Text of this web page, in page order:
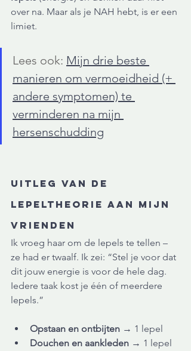
over na. Maar als je NAH hebt, is er een
limiet.
Lees ook: Mijn drie beste
manieren om vermoeidheid (+
andere symptomen) te
verminderen na mijn
hersenschudding
Uitleg van de
Lepeltheorie aan mijn
vrienden
Ik vroeg haar om de lepels te tellen –
ze had er twaalf. Ik zei: “Stel je voor dat
dit jouw energie is voor de hele dag.
Iedere taak kost je één of meerdere
lepels.”
Opstaan en ontbijten → 1 lepel
Douchen en aankleden → 1 lepel